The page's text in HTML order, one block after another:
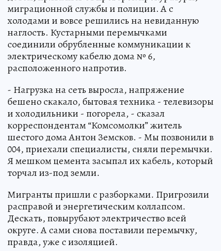
миграционной службы и полиции. А с
холодами и вовсе решились на невиданную
наглость. Кустарными перемычками
соединили обрубленные коммуникации к
электрическому кабелю дома № 6,
расположенного напротив.
- Нагрузка на сеть выросла, напряжение
бешено скакало, бытовая техника - телевизоры
и холодильники - погорела, - сказал
корреспондентам “Комсомолки” житель
шестого дома Антон Земсков. - Мы позвонили в
004, приехали специалисты, сняли перемычки.
Я мешком цемента засыпал их кабель, который
торчал из-под земли.
Мигранты пришли с разборками. Пригрозили
расправой и энергетическим коллапсом.
Дескать, повырубают электричество всей
округе. А сами снова поставили перемычку,
правда, уже с изоляцией.